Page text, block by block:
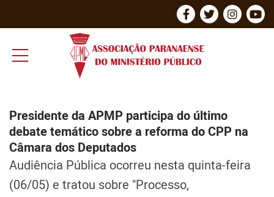
Presidente da APMP participa do último
debate temático sobre a reforma do CPP na
Câmara dos Deputados
Audiência Pública ocorreu nesta quinta-feira
(06/05) e tratou sobre "Processo,